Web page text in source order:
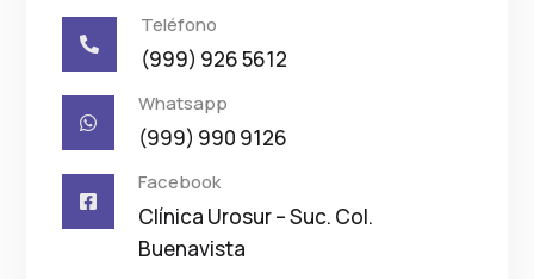

Teléfono
(999) 926 5612

Whatsapp
(999) 990 9126

Facebook
Clínica Urosur – Suc. Col.
Buenavista